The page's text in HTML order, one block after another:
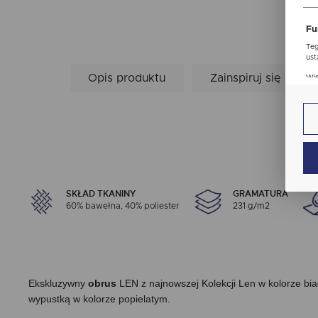
Opis produktu Zainspiruj się
SKŁAD TKANINY
60% bawełna, 40% poliester
GRAMATURA
231 g/m2
Ekskluzywny obrus LEN z najnowszej Kolekcji Len w kolorze
wypustką w kolorze popielatym.